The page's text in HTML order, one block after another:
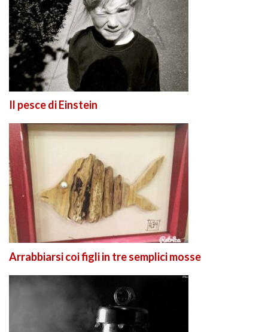
Il pesce di Einstein
Arrabbiarsi coi figli in tre semplici mosse